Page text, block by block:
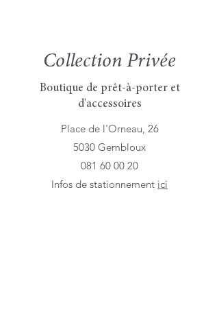
Collection Privée
Boutique de prêt-à-porter et
d'accessoires
Place de l'Orneau, 26
5030 Gembloux
081 60 00 20
Infos de stationnement ici